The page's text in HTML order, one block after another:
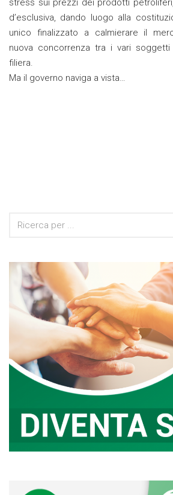
stress sui prezzi dei prodotti
d’esclusiva, dando luogo alla
unico finalizzato a calmierare il
nuova concorrenza tra i vari
filiera.
Ma il governo naviga a vista…